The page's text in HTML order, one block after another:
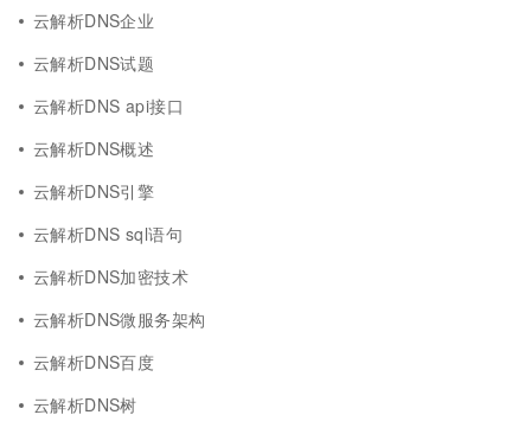
云解析DNS企业
云解析DNS试题
云解析DNS api接口
云解析DNS概述
云解析DNS引擎
云解析DNS sql语句
云解析DNS加密技术
云解析DNS微服务架构
云解析DNS百度
云解析DNS树